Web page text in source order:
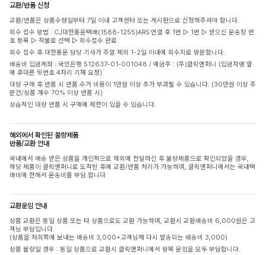
교환/반품 신청
교환/반품은 상품수령일부터 7일 이내 고객센터 또는 게시판으로 신청해주셔야 합니다.
회수 접수 방법 : CJ대한통운택배(1588-1255)ARS 연결 후 1번 ▷ 1번 ▷ 받으신 운송장 번
호 등록 ▷ 착불로 선택 ▷ 회수접수 완료
회수 접수 후 대한통운 담당 기사가 주말 제외 1-2일 이내에 회수지로 방문합니다.
배송비 입금계좌 : 국민은행 512637-01-001048 / 예금주 : (주)클릭앤퍼니 (입금자명 옆
에 휴대폰 뒷번호 4자리 기재 요청)
대량 구매 후 반품 시 반품 수거 비용이 1만원 이상 추가 부과될 수 있습니다. (30만원 이상 주
문건/상품 개수 70% 이상 반품 시)
상습적인 대량 반품 시 구매에 제한이 있을 수 있습니다.
해외에서 확인된 불량제품
반품/교환 안내
국내에서 배송 받은 상품을 개인적으로 해외에 전달하신 후 불량제품으로 확인되었을 경우,
해당 제품이 클릭앤퍼니로 도착된 후에 교환/반품 처리가 가능하며, 클릭앤퍼니에서는 국내택
배비에 한해서 운송비를 부담 합니다
교환운임 안내
상품 교환은 동일 상품 또는 타 상품으로도 교환 가능하며, 교환시 교환배송비 6,000원은 고
객님 부담입니다.
(상품을 저희쪽에 보내는 배송비 3,000+고객님께 다시 발송되는 배송비 3,000)
상품 불량일 경우 : 동일 상품으로 교환시 클릭앤퍼니에서 왕복 운임을 모두 부담합니다.